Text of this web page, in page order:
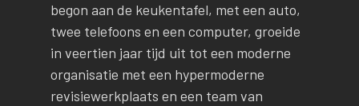
begon aan de keukentafel, met een auto,
twee telefoons en een computer, groeide
in veertien jaar tijd uit tot een moderne
organisatie met een hypermoderne
revisiewerkplaats en een team van